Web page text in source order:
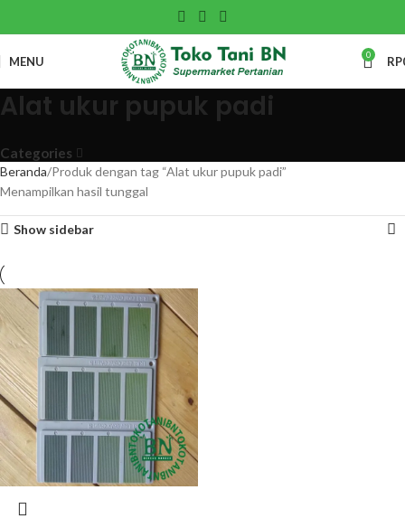
MENU 0 RP
Alat ukur pupuk padi
Categories
Beranda Produk dengan tag “Alat ukur pupuk padi”
Menampilkan hasil tunggal
Show sidebar